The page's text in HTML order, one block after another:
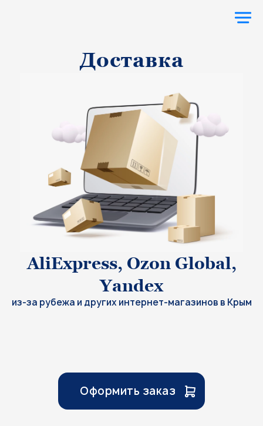
Доставка
AliExpress, Ozon Global,
Yandex
из-за рубежа и других интернет-магазинов в Крым
Оформить заказ